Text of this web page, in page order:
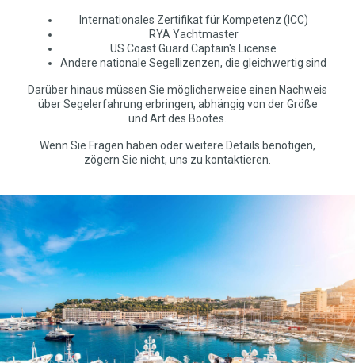
Internationales Zertifikat für Kompetenz (ICC)
RYA Yachtmaster
US Coast Guard Captain's License
Andere nationale Segellizenzen, die gleichwertig sind
Darüber hinaus müssen Sie möglicherweise einen Nachweis
über Segelerfahrung erbringen, abhängig von der Größe
und Art des Bootes.
Wenn Sie Fragen haben oder weitere Details benötigen,
zögern Sie nicht, uns zu kontaktieren.